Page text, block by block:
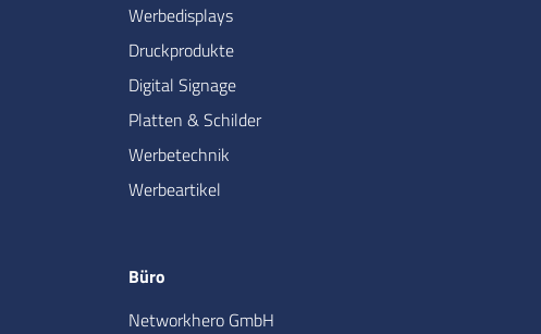
Werbedisplays
Druckprodukte
Digital Signage
Platten & Schilder
Werbetechnik
Werbeartikel
Büro
Networkhero GmbH